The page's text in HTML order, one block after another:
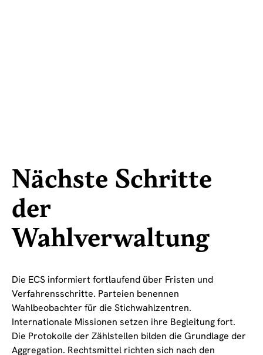
Nächste Schritte
der
Wahlverwaltung
Die ECS informiert fortlaufend über Fristen und
Verfahrensschritte. Parteien benennen
Wahlbeobachter für die Stichwahlzentren.
Internationale Missionen setzen ihre Begleitung fort.
Die Protokolle der Zählstellen bilden die Grundlage der
Aggregation. Rechtsmittel richten sich nach den